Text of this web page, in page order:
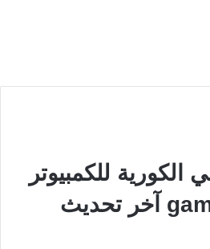
الكورية للكمبيوتر
محاكي gameloop آخر تحديث